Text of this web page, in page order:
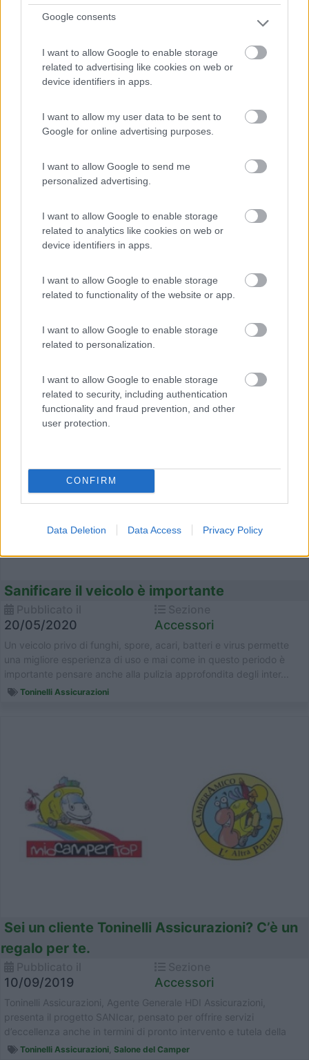
Google consents
I want to allow Google to enable storage
related to advertising like cookies on web or
device identifiers in apps.
I want to allow my user data to be sent to
Google for online advertising purposes.
I want to allow Google to send me
personalized advertising.
I want to allow Google to enable storage
related to analytics like cookies on web or
device identifiers in apps.
I want to allow Google to enable storage
related to functionality of the website or app.
I want to allow Google to enable storage
related to personalization.
I want to allow Google to enable storage
related to security, including authentication
functionality and fraud prevention, and other
user protection.
CONFIRM
Data Deletion Data Access Privacy Policy
Toninelli Assicurazioni ci tiene alla vostra
07/09/2021 Accessori
tutele necessarie anche in un periodo particolare come quello che
si sta attraversando, ha inserito gratuitamente all'interno...
Sanificare il veicolo è importante
20/05/2020 Accessori
Un veicolo privo di funghi, spore, acari, batteri e virus permette
una migliore esperienza di uso e mai come in questo periodo è
importante pensare anche alla pulizia approfondita degli inter...
Toninelli Assicurazioni
Sei un cliente Toninelli Assicurazioni? C’è un
regalo per te.
10/09/2019 Accessori
Toninelli Assicurazioni, Agente Generale HDI Assicurazioni,
presenta il progetto SANIcar, pensato per offrire servizi
d’eccellenza anche in termini di pronto intervento e tutela della
salute. ...
Toninelli Assicurazioni, Salone del Camper